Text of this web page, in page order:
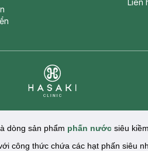
Liên
dòng sản phẩm phấn nước siêu
công thức chứa các hạt phấn siêu